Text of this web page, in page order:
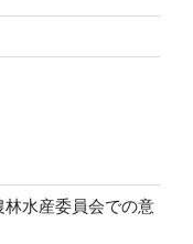
水産委員会での意